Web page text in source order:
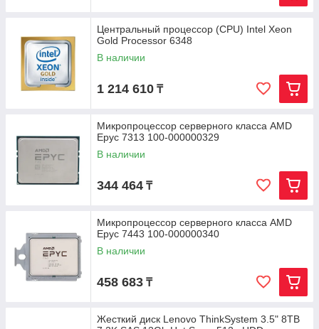
Центральный процессор (CPU) Intel Xeon
Gold Processor 6348
В наличии
1 214 610 ₸
Микропроцессор серверного класса AMD
Epyc 7313 100-000000329
В наличии
344 464 ₸
Микропроцессор серверного класса AMD
Epyc 7443 100-000000340
В наличии
458 683 ₸
Жесткий диск Lenovo ThinkSystem 3.5" 8TB